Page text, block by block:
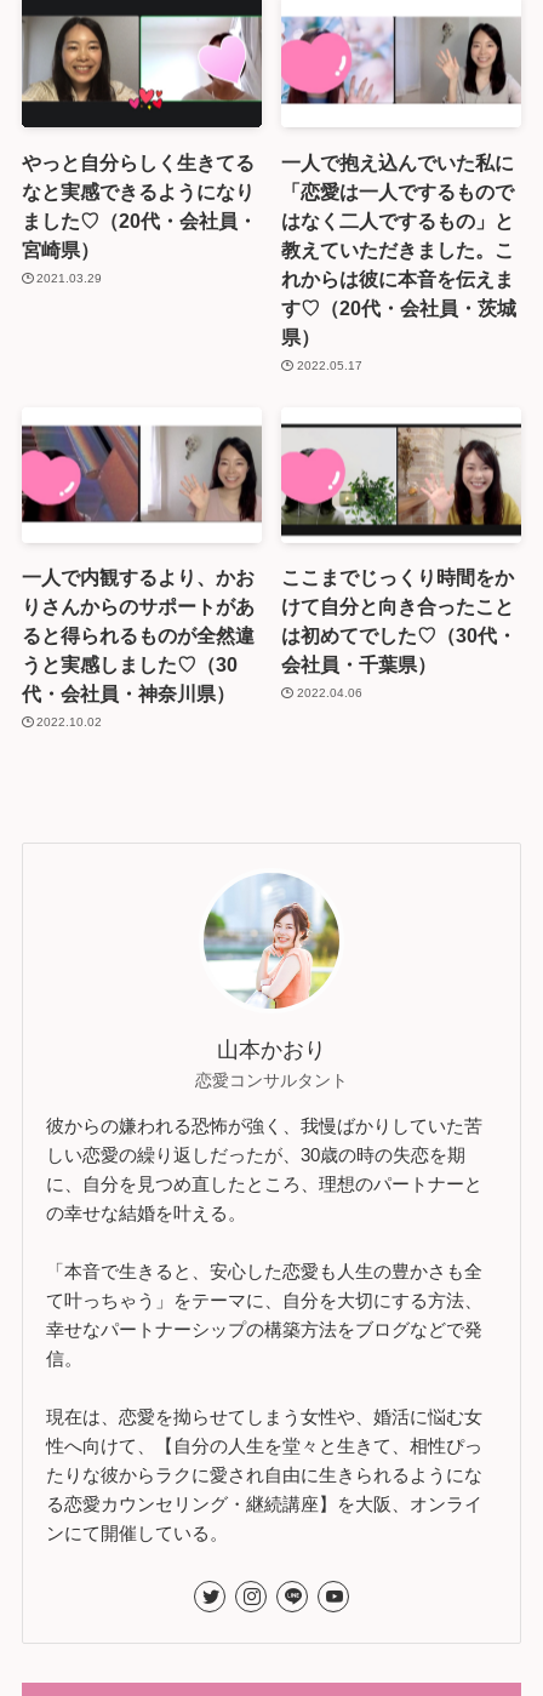
やっと自分らしく生きてる
なと実感できるようになり
ました♡（20代・会社員・
宮崎県）
2021.03.29
一人で抱え込んでいた私に
「恋愛は一人でするもので
はなく二人でするもの」と
教えていただきました。こ
れからは彼に本音を伝えま
す♡（20代・会社員・茨城
県）
2022.05.17
一人で内観するより、かお
りさんからのサポートがあ
ると得られるものが全然違
うと実感しました♡（30
代・会社員・神奈川県）
2022.10.02
ここまでじっくり時間をか
けて自分と向き合ったこと
は初めてでした♡（30代・
会社員・千葉県）
2022.04.06
山本かおり
恋愛コンサルタント
彼からの嫌われる恐怖が強く、我慢ばかりしていた苦
しい恋愛の繰り返しだったが、30歳の時の失恋を期
に、自分を見つめ直したところ、理想のパートナーと
の幸せな結婚を叶える。
「本音で生きると、安心した恋愛も人生の豊かさも全
て叶っちゃう」をテーマに、自分を大切にする方法、
幸せなパートナーシップの構築方法をブログなどで発
信。
現在は、恋愛を拗らせてしまう女性や、婚活に悩む女
性へ向けて、【自分の人生を堂々と生きて、相性ぴっ
たりな彼からラクに愛され自由に生きられるようにな
る恋愛カウンセリング・継続講座】を大阪、オンライ
ンにて開催している。